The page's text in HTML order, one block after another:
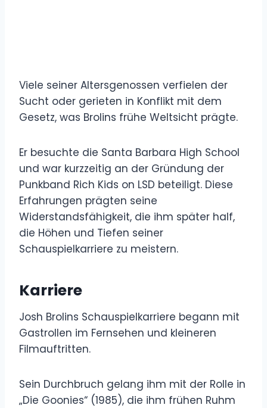
Viele seiner Altersgenossen verfielen der
Sucht oder gerieten in Konflikt mit dem
Gesetz, was Brolins frühe Weltsicht prägte.
Er besuchte die Santa Barbara High School
und war kurzzeitig an der Gründung der
Punkband Rich Kids on LSD beteiligt. Diese
Erfahrungen prägten seine
Widerstandsfähigkeit, die ihm später half,
die Höhen und Tiefen seiner
Schauspielkarriere zu meistern.
Karriere
Josh Brolins Schauspielkarriere begann mit
Gastrollen im Fernsehen und kleineren
Filmauftritten.
Sein Durchbruch gelang ihm mit der Rolle in
„Die Goonies“ (1985), die ihm frühen Ruhm